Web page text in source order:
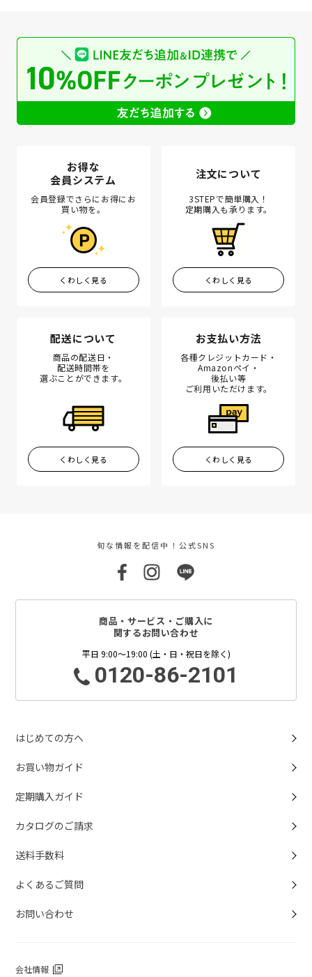
お得な
会員システム
会員登録でさらにお得にお
買い物を。
くわしく見る
注文について
3STEPで簡単購入！
定期購入も承ります。
くわしく見る
配送について
商品の配送日・
配送時間帯を
選ぶことができます。
くわしく見る
お支払い方法
各種クレジットカード・
Amazonペイ・
後払い等
ご利用いただけます。
くわしく見る
旬な情報を配信中！公式SNS
商品・サービス・ご購入に
関するお問い合わせ
平日 9:00～19:00 (土・日・祝日を除く)
0120-86-2101
はじめての方へ
お買い物ガイド
定期購入ガイド
カタログのご請求
送料手数料
よくあるご質問
お問い合わせ
会社情報